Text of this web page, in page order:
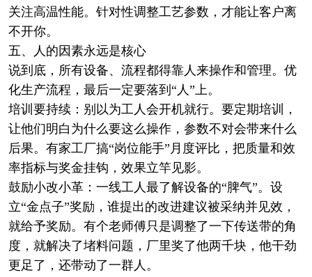
关注高温性能。针对性调整工艺参数，才能让客户离
不开你。
五、人的因素永远是核心
说到底，所有设备、流程都得靠人来操作和管理。优
化生产流程，最后一定要落到“人”上。
培训要持续：别以为工人会开机就行。要定期培训，
让他们明白为什么要这么操作，参数不对会带来什么
后果。有家工厂搞“岗位能手”月度评比，把质量和效
率指标与奖金挂钩，效果立竿见影。
鼓励小改小革：一线工人最了解设备的“脾气”。设
立“金点子”奖励，谁提出的改进建议被采纳并见效，
就给予奖励。有个老师傅只是调整了一下传送带的角
度，就解决了堵料问题，厂里奖了他两千块，他干劲
更足了，还带动了一群人。